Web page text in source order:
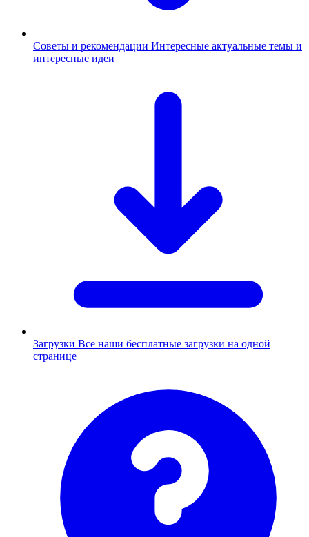
Советы и рекомендации Интересные актуальные темы и
интересные идеи
Загрузки Все наши бесплатные загрузки на одной
странице